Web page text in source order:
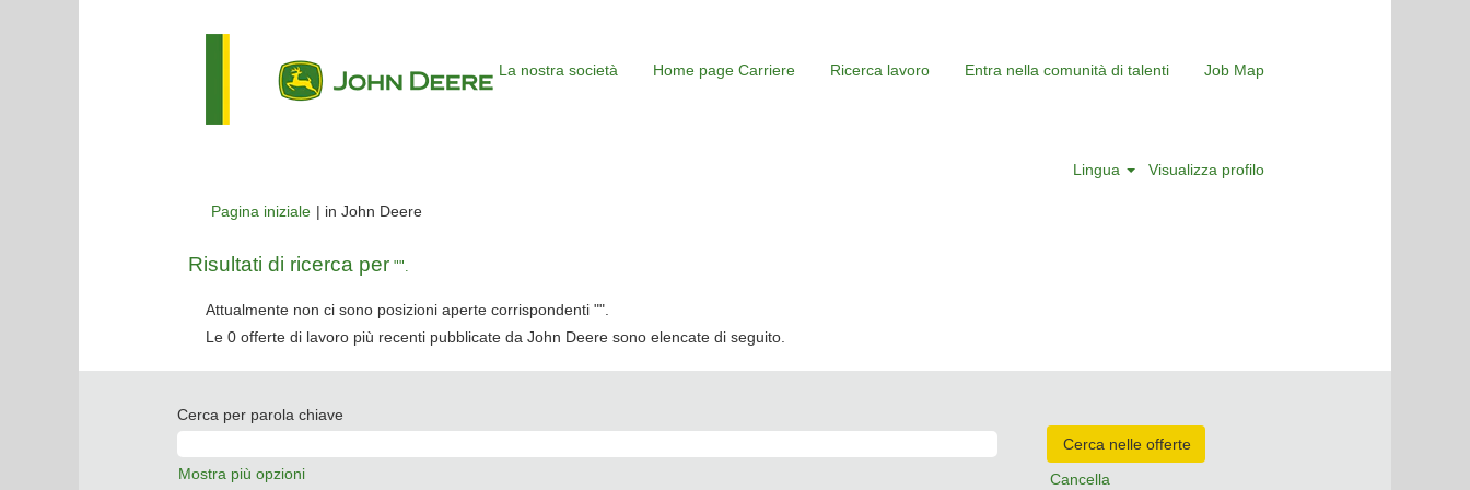
La nostra società Home page Carriere Ricerca lavoro Entra nella comunità di talenti Job Map
Lingua Visualizza profilo
Pagina iniziale | in John Deere(pagina
Risultati di ricerca per "".
Attualmente non ci sono posizioni aperte corrispondenti "".
Le 0 offerte di lavoro più recenti pubblicate da John Deere sono elencate di seguito.
Cerca per parola chiave
Mostra più opzioni Cancella